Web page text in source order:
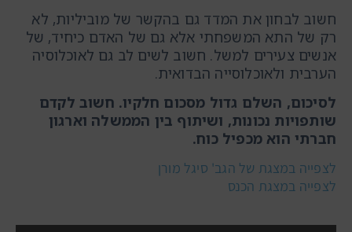
חשוב לבחון את המדד גם בהקשר של מוביליות, לא
רק של התא המשפחתי אלא גם של האדם כיחיד, של
אנשים צעירים למשל. חשוב לשים לב גם לאוכלוסיה
הערבית ולאוכלוסייה הבדואית.
לסיכום, השלם גדול מסכום חלקיו. חשוב לקדם
שותפויות נכונות, ושיתוף בין הממשלה וארגון
חברתי הוא מכפיל כוח.
לצפייה במצגת של הגב' סיגל מורן
לצפייה במצגת הכנס